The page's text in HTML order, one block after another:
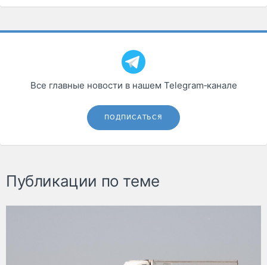
Все главные новости в нашем Telegram‑канале
ПОДПИСАТЬСЯ
Публикации по теме